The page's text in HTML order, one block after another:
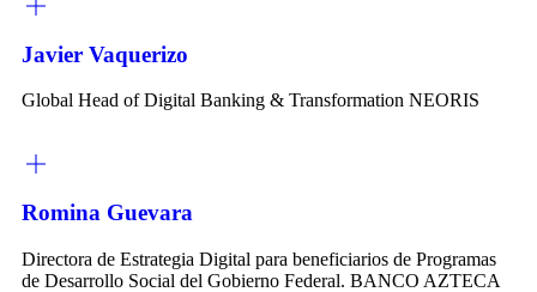
Javier Vaquerizo
Global Head of Digital Banking & Transformation NEORIS
Romina Guevara
Directora de Estrategia Digital para beneficiarios de Programas
de Desarrollo Social del Gobierno Federal. BANCO AZTECA